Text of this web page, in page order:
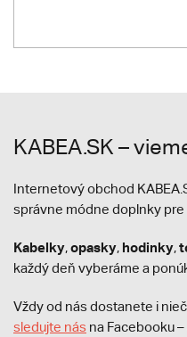
KABEA.SK –
Internetový obchod
správne módne doplnky pre
Kabelky,opasky, hodinky,
každý deň vyberáme a
Vždy od nás dostanete i
sledujte nás na Facebooku